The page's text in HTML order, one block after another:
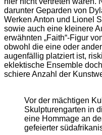
darunter Geparden von
Werken Anton und Lionel
sowie auch eine kleinere
erwähnten „Faith“-Figur
obwohl die eine oder
augenfällig platziert ist,
eklektische Ensemble
schiere Anzahl der
Vor der mächtigen
Skulpturengarten in
eine Hommage an
gefeierter